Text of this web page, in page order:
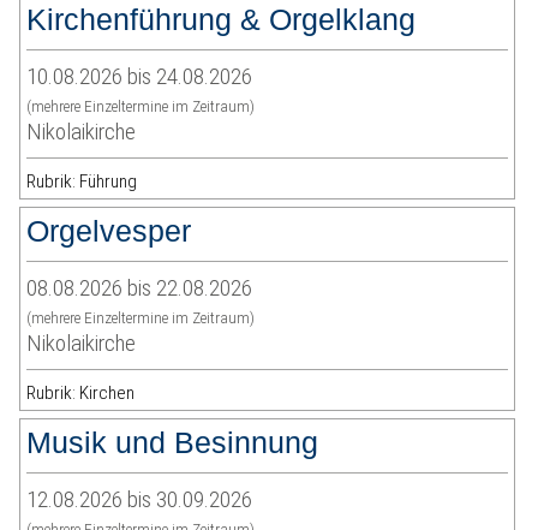
Kirchenführung & Orgelklang
10.08.2026 bis 24.08.2026
(mehrere Einzeltermine im Zeitraum)
Nikolaikirche
Rubrik: Führung
Orgelvesper
08.08.2026 bis 22.08.2026
(mehrere Einzeltermine im Zeitraum)
Nikolaikirche
Rubrik: Kirchen
Musik und Besinnung
12.08.2026 bis 30.09.2026